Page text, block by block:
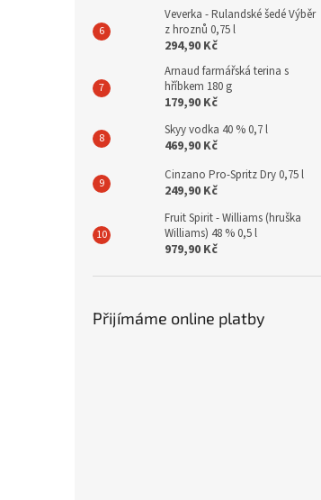
Veverka - Rulandské šedé Výběr
z hroznů 0,75 l
294,90 Kč
Arnaud farmářská terina s
hříbkem 180 g
179,90 Kč
Skyy vodka 40 % 0,7 l
469,90 Kč
Cinzano Pro-Spritz Dry 0,75 l
249,90 Kč
Fruit Spirit - Williams (hruška
Williams) 48 % 0,5 l
979,90 Kč
Přijímáme online platby